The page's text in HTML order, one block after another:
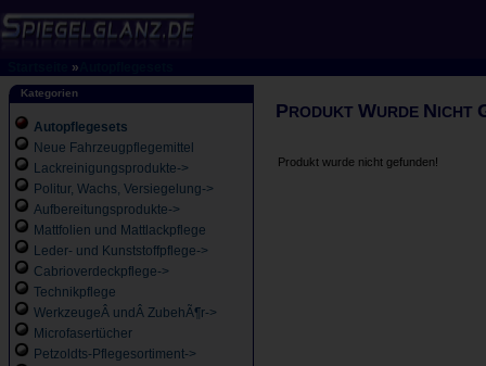
»
Kategorien
Autopflegesets
Neue Fahrzeugpflegemittel
Lackreinigungsprodukte->
Politur, Wachs, Versiegelung->
Aufbereitungsprodukte->
Mattfolien und Mattlackpflege
Leder- und Kunststoffpflege->
Cabrioverdeckpflege->
Technikpflege
WerkzeugeÂ undÂ ZubehÃ¶r->
Microfasertücher
Petzoldts-Pflegesortiment->
PRODUKT WURDE NICHT
Produkt wurde nicht gefunden!